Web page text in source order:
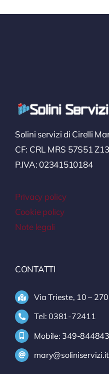
Solini servizi di Cirelli
CF: CRL MRS 57S51
P.IVA: 02341510184
Privacy policy
Cookie policy
Note legali
CONTATTI
Via Trieste, 10 –
Tel: 0381-72411
Mobile: 349-
mary@soliniservizi.it